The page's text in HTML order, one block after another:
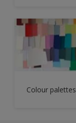
Colour palettes